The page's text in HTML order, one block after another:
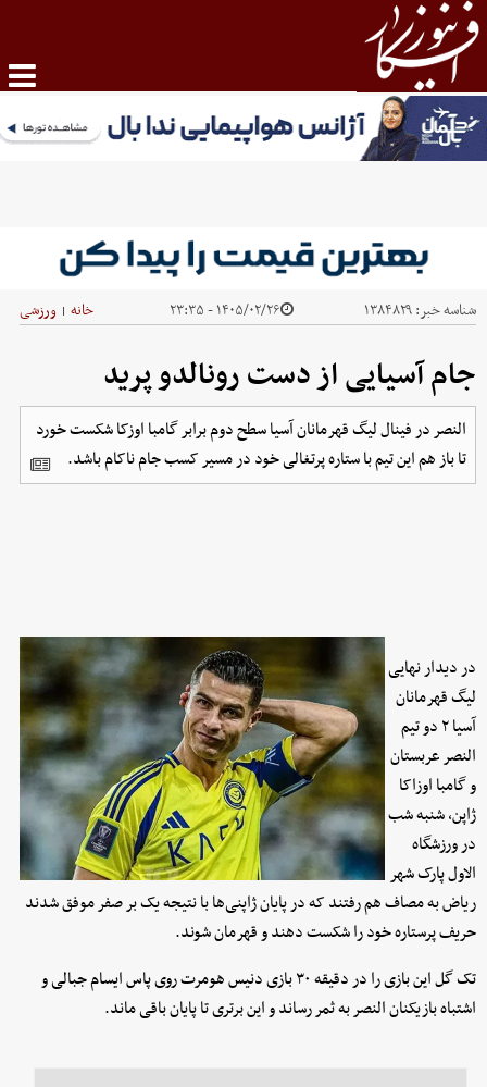
شناسه خبر:۱۳۸۴۸۲۹ ۱۴۰۵/۰۲/۲۶ - ۲۳:۳۵ خانه | ورزشی
جام آسیایی از دست رونالدو پرید
النصر در فینال لیگ قهرمانان آسیا سطح دوم برابر گامبا اوزکا شکست خورد
تا باز هم این تیم با ستاره پرتغالی خود در مسیر کسب جام ناکام باشد.
در دیدار نهایی
لیگ قهرمانان
آسیا ۲ دو تیم
النصر عربستان
و گامبا اوزاکا
ژاپن، شنبه شب
در ورزشگاه
الاول پارک شهر
ریاض به مصاف هم رفتند که در پایان ژاپنی‌ها با نتیجه یک بر صفر موفق شدند
حریف پرستاره خود را شکست دهند و قهرمان شوند.
تک گل این بازی را در دقیقه ۳۰ بازی دنیس هومرت روی پاس ایسام جبالی و
اشتباه بازیکنان النصر به ثمر رساند و این برتری تا پایان باقی ماند.